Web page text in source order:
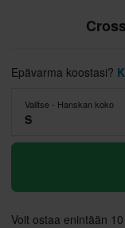
Epävarma koostasi?
Valitse - Hanskan koko
S
Voit ostaa enintään